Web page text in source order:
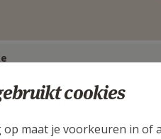
cookies
maat je voorkeuren in of